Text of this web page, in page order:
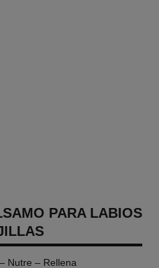
PARA LABIOS
Nutre – Rellena